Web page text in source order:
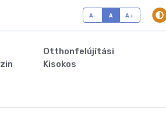
A- A A+
Otthonfelújítási
Kisokos